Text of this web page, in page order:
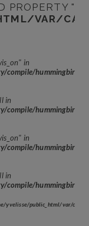
PROPERTY
VAR/
in
compile/
in
compile/
in
compile/
in
compile/
yvelisse/public_html/var/